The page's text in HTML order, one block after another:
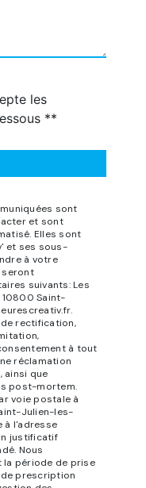
les
**
sont
et sont
Elles sont
et ses sous-
à votre
seront
suivants: Les
10800 Saint-
rectification,
à tout
réclamation
ainsi que
post-mortem.
voie postale à
Julien-les-
à l'adresse
justificatif
Nous
la période de prise
prescription